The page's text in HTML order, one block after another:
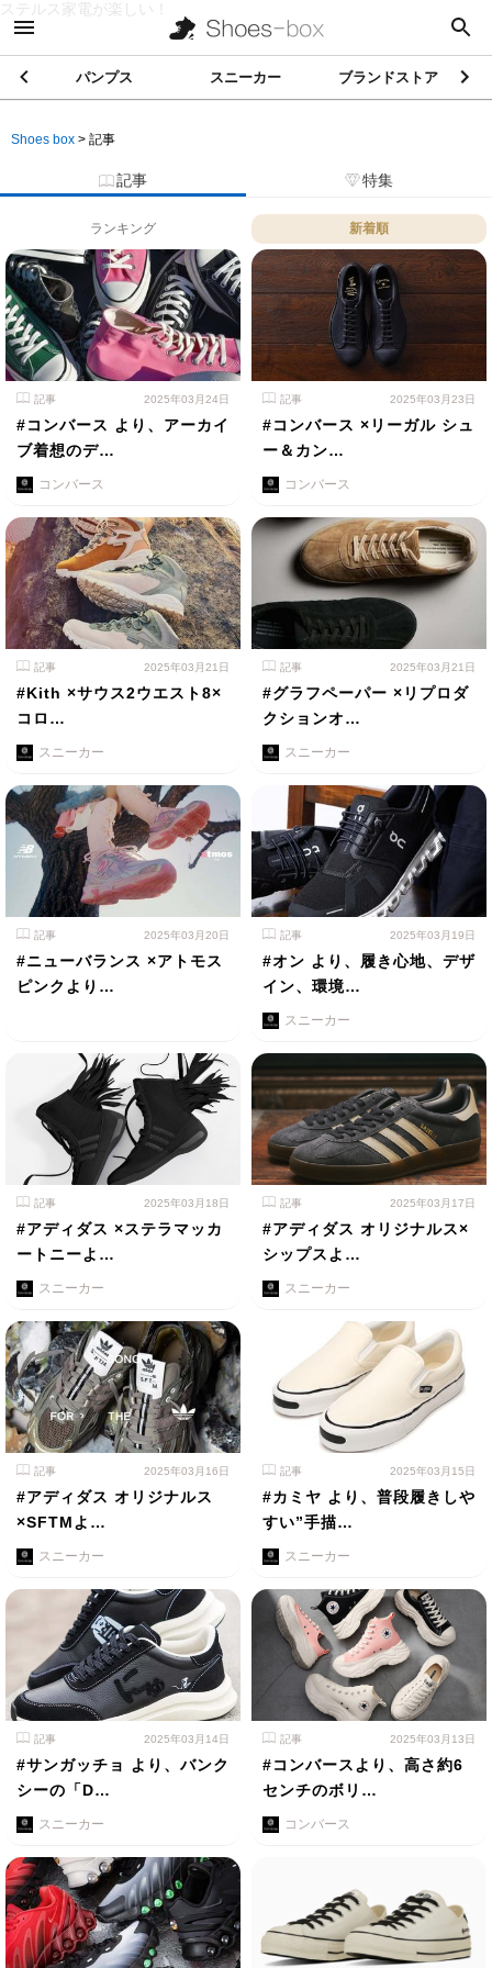
ステルス家電が楽しい！
パンプス スニーカー ブランドストア
Shoes box > 記事
記事 特集
ランキング 新着順
記事 2025年03月24日
#コンバース より、アーカイ
ブ着想のデ…
コンバース
記事 2025年03月23日
#コンバース ×リーガル シュ
ー＆カン…
コンバース
記事 2025年03月21日
#Kith ×サウス2ウエスト8×
コロ…
スニーカー
記事 2025年03月21日
#グラフペーパー ×リプロダ
クションオ…
スニーカー
記事 2025年03月20日
#ニューバランス ×アトモス
ピンクより…
記事 2025年03月19日
#オン より、履き心地、デザ
イン、環境…
スニーカー
記事 2025年03月18日
#アディダス ×ステラマッカ
ートニーよ…
スニーカー
記事 2025年03月17日
#アディダス オリジナルス×
シップスよ…
スニーカー
記事 2025年03月16日
#アディダス オリジナルス
×SFTMよ…
スニーカー
記事 2025年03月15日
#カミヤ より、普段履きしや
すい”手描…
スニーカー
記事 2025年03月14日
#サンガッチョ より、バンク
シーの「D…
スニーカー
記事 2025年03月13日
#コンバースより、高さ約6
センチのボリ…
コンバース